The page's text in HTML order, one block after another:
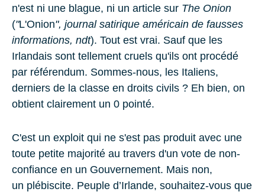
n'est ni une blague, ni un article sur The Onion
("L'Onion", journal satirique américain de fausses
informations, ndt). Tout est vrai. Sauf que les
Irlandais sont tellement cruels qu'ils ont procédé
par référendum. Sommes-nous, les Italiens,
derniers de la classe en droits civils ? Eh bien, on
obtient clairement un 0 pointé.
C'est un exploit qui ne s'est pas produit avec une
toute petite majorité au travers d'un vote de non-
confiance en un Gouvernement. Mais non,
un plébiscite. Peuple d’Irlande, souhaitez-vous que